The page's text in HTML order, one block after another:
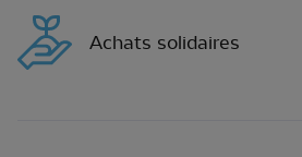
Achats solidaires